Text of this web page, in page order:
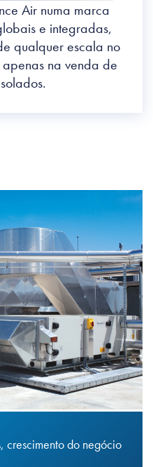
Air numa marca
e integradas,
qualquer escala no
na venda de
crescimento do negócio